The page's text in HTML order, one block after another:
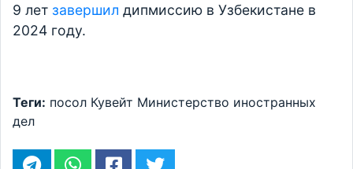
9 лет завершил дипмиссию в Узбекистане в
2024 году.
Теги: посол Кувейт Министерство иностранных
дел